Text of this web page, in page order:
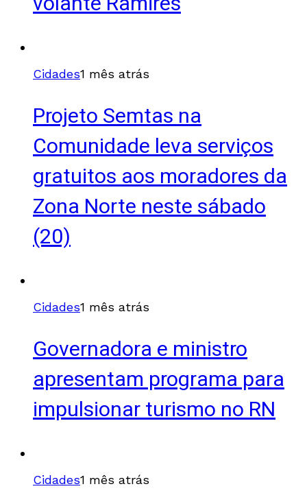
Cidades1 mês atrás
Projeto Semtas na
Comunidade leva serviços
gratuitos aos moradores da
Zona Norte neste sábado
(20)
Cidades1 mês atrás
Governadora e ministro
apresentam programa para
impulsionar turismo no RN
Cidades1 mês atrás